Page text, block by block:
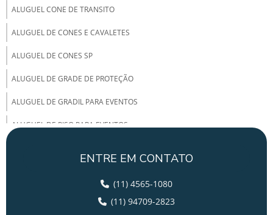
ALUGUEL CONE DE TRANSITO
ALUGUEL DE CONES E CAVALETES
ALUGUEL DE CONES SP
ALUGUEL DE GRADE DE PROTEÇÃO
ALUGUEL DE GRADIL PARA EVENTOS
ALUGUEL DE PISO PARA EVENTOS
ALUGUEL TENDA CASAMENTO
ENTRE EM CONTATO
(11) 4565-1080
(11) 94709-2823